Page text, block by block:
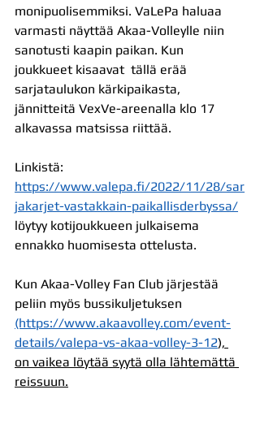
monipuolisemmiksi. VaLePa haluaa
varmasti näyttää Akaa-Volleylle niin
sanotusti kaapin paikan. Kun
joukkueet kisaavat  tällä erää
sarjataulukon kärkipaikasta,
jännitteitä VexVe-areenalla klo 17
alkavassa matsissa riittää.
Linkistä:
https://www.valepa.fi/2022/11/28/sar
jakarjet-vastakkain-paikallisderbyssa/
löytyy kotijoukkueen julkaisema
ennakko huomisesta ottelusta.
Kun Akaa-Volley Fan Club järjestää
peliin myös bussikuljetuksen
(https://www.akaavolley.com/event-
details/valepa-vs-akaa-volley-3-12),
on vaikea löytää syytä olla lähtemättä
reissuun.